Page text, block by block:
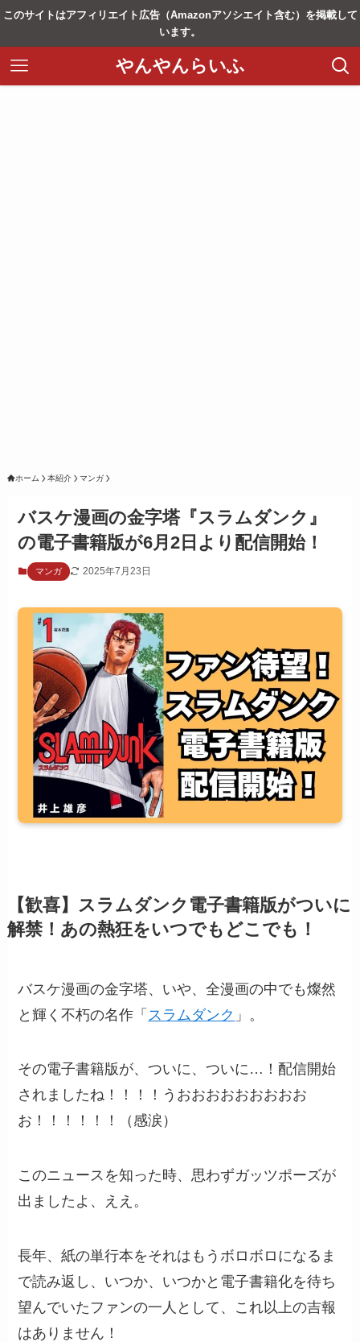
このサイトはアフィリエイト広告（Amazonアソシエイト含む）を掲載して
います。
やんやんらいふ
ホーム 本紹介 マンガ
バスケ漫画の金字塔『スラムダンク』
の電子書籍版が6月2日より配信開始！
マンガ 2025年7月23日
【歓喜】スラムダンク電子書籍版がついに
解禁！あの熱狂をいつでもどこでも！
バスケ漫画の金字塔、いや、全漫画の中でも燦然
と輝く不朽の名作「 スラムダンク 」。
その電子書籍版が、ついに、ついに…！配信開始
されましたね！！！！うおおおおおおおおお
お！！！！！！（感涙）
このニュースを知った時、思わずガッツポーズが
出ましたよ、ええ。
長年、紙の単行本をそれはもうボロボロになるま
で読み返し、いつか、いつかと電子書籍化を待ち
望んでいたファンの一人として、これ以上の吉報
はありません！